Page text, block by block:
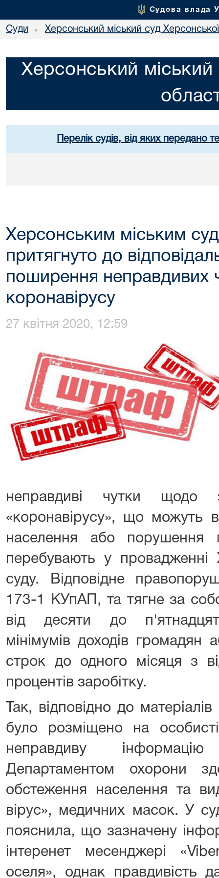
Судова влада
Суди • Херсонський міський суд Херсонської
Херсонський міський
Перелік судів, від яких передано
Херсонським міським
притягнуто до
поширення неправдивих
коронавірусу
27 квітня 2020, 12:59
неправдиві чутки щодо
«коронавірусу», що можуть
населення або порушення
перебувають у провадженні
суду. Відповідне
173-1 КУпАП, та тягне за
від десяти до
мінімумів доходів громадян
строк до одного місяця з
процентів заробітку.
Так, відповідно до
було розміщено на
неправдиву
Департаментом охорони
обстеження населення та
вірус», медичних масок. У
пояснила, що зазначену
інтеренет месенджері
оселя», однак правдивість